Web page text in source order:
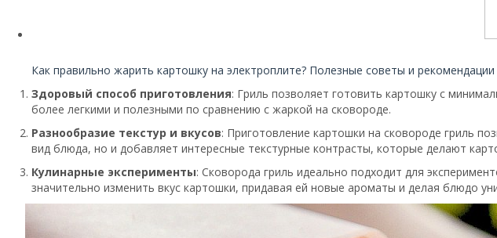
Как правильно жарить картошку на электроплите? Полезные советы и рекомендации
Здоровый способ приготовления: Гриль позволяет готовить картошку с
более легкими и полезными по сравнению с жаркой на сковороде.
Разнообразие текстур и вкусов: Приготовление картошки на сковороде гриль
вид блюда, но и добавляет интересные текстурные контрасты, которые делают
Кулинарные эксперименты: Сковорода гриль идеально подходит для
значительно изменить вкус картошки, придавая ей новые ароматы и делая блюдо